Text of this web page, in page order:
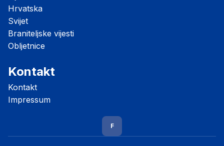
Hrvatska
Svijet
Braniteljske vijesti
Obljetnice
Kontakt
Kontakt
Impressum
F